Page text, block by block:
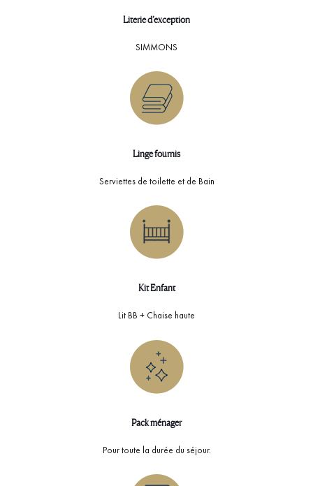
Literie d’exception
SIMMONS
Linge fournis
Serviettes de toilette et de Bain
Kit Enfant
Lit BB + Chaise haute
Pack ménager
Pour toute la durée du séjour.